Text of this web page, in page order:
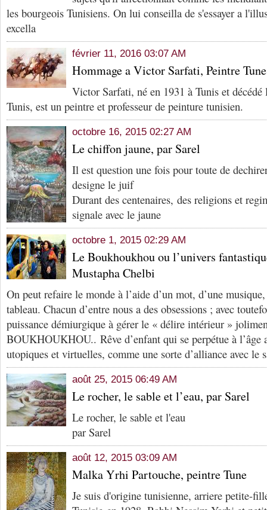
les bourgeois Tunisiens. On lui conseilla de s'essayer a
excella
février 11, 2016 03:07 AM
Hommage a Victor Sarfati, Peintre Tune
Victor Sarfati, né en 1931 à Tunis et
Tunis, est un peintre et professeur de peinture tunisien.
octobre 16, 2015 02:27 AM
Le chiffon jaune, par Sarel
Il est question une fois pour toute de
designe le juif
Durant des centenaires, des religions et
signale avec le jaune
octobre 1, 2015 02:29 AM
Le Boukhoukhou ou l’univers
Mustapha Chelbi
On peut refaire le monde à l’aide d’un mot, d’une
tableau. Chacun d’entre nous a des obsessions ; avec
puissance démiurgique à gérer le « délire intérieur »
BOUKHOUKHOU.. Rêve d’enfant qui se perpétue à l’âge
utopiques et virtuelles, comme une sorte d’alliance avec le
août 25, 2015 06:49 AM
Le rocher, le sable et l’eau, par Sarel
Le rocher, le sable et l'eau
par Sarel
août 12, 2015 03:09 AM
Malka Yrhi Partouche, peintre Tune
Je suis d'origine tunisienne, arriere petite-